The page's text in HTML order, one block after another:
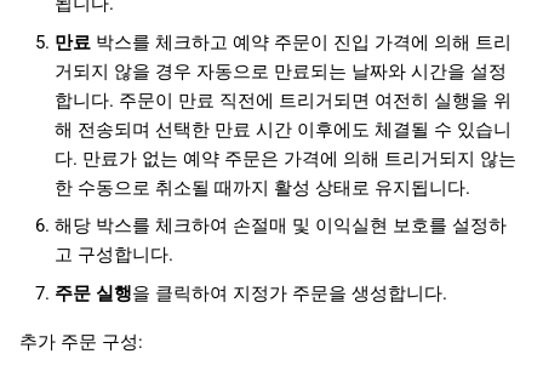
만료박스를 체크하고 예약 주문이 진입 가격에 의해 트리
거되지 않을 경우 자동으로 만료되는 날짜와 시간을 설정
합니다. 주문이 만료 직전에 트리거되면 여전히 실행을 위
해 전송되며 선택한 만료 시간 이후에도 체결될 수 있습니
다. 만료가 없는 예약 주문은 가격에 의해 트리거되지 않는
한 수동으로 취소될 때까지 활성 상태로 유지됩니다.
해당 박스를 체크하여 손절매 및 이익실현 보호를 설정하
고 구성합니다.
주문 실행을 클릭하여 지정가 주문을 생성합니다.
추가 주문 구성: